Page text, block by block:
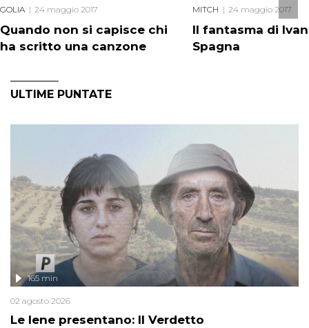
Quando non si capisce chi
ha scritto una canzone
GOLIA 24 maggio 2017
Il fantasma di
Spagna
MITCH 24 maggio 2017
ULTIME PUNTATE
Le Iene presentano: Il Verdetto
165 min
02 agosto 2026